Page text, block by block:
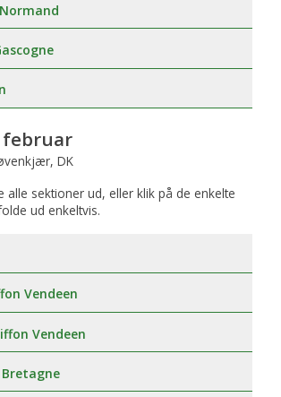
februar
DK
alle sektioner ud, eller klik på de enkelte
ud enkeltvis.
Vendeen
Vendeen
Bretagne